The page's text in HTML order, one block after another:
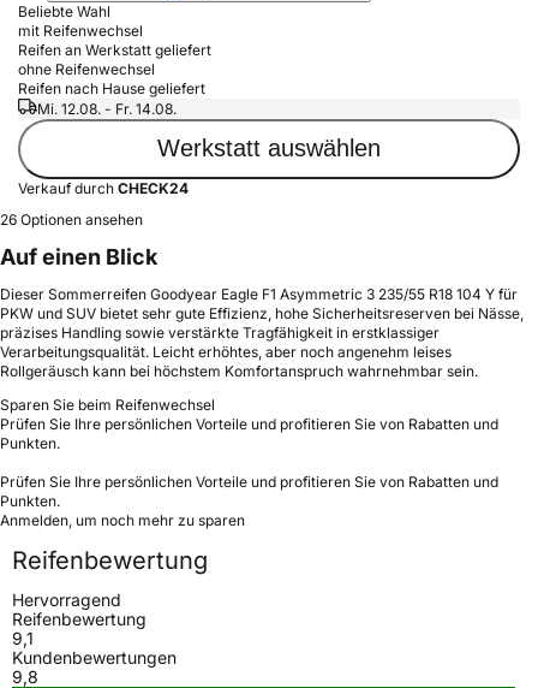
Beliebte Wahl
mit Reifenwechsel
Reifen an Werkstatt geliefert
ohne Reifenwechsel
Reifen nach Hause geliefert
Mi. 12.08. - Fr. 14.08.
Werkstatt auswählen
Verkauf durch CHECK24
26 Optionen ansehen
Auf einen Blick
Dieser Sommerreifen Goodyear Eagle F1 Asymmetric 3 235/55 R18 104 Y für
PKW und SUV bietet sehr gute Effizienz, hohe Sicherheitsreserven bei Nässe,
präzises Handling sowie verstärkte Tragfähigkeit in erstklassiger
Verarbeitungsqualität. Leicht erhöhtes, aber noch angenehm leises
Rollgeräusch kann bei höchstem Komfortanspruch wahrnehmbar sein.
Sparen Sie beim Reifenwechsel
Prüfen Sie Ihre persönlichen Vorteile und profitieren Sie von Rabatten und
Punkten.
Prüfen Sie Ihre persönlichen Vorteile und profitieren Sie von Rabatten und
Punkten.
Anmelden, um noch mehr zu sparen
Reifenbewertung
Hervorragend
Reifenbewertung
9,1
Kundenbewertungen
9,8